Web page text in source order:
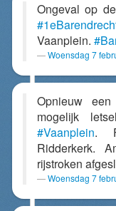
Ongeval op
Vaanplein.
Woensdag 7
Opnieuw
mogelijk
#Vaanplein.
Ridderkerk.
rijstroken
Woensdag 7